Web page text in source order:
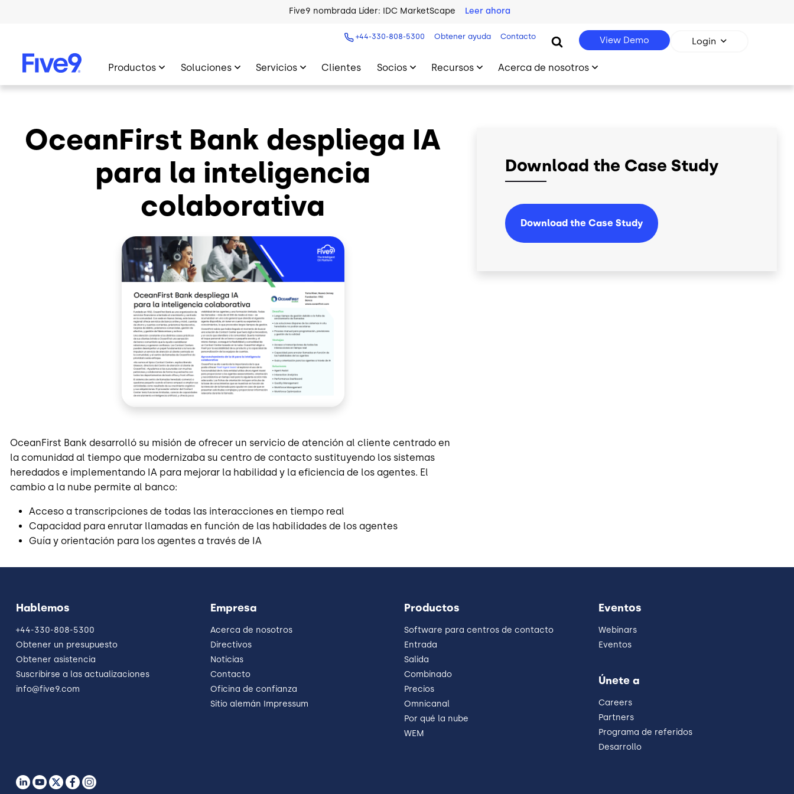
Five9 nombrada Líder: IDC MarketScape Leer ahora
+44-330-808-5300 Obtener ayuda Contacto View Demo Login
Productos Soluciones Servicios Clientes Socios Recursos Acerca de nosotros
OceanFirst Bank despliega IA
para la inteligencia
colaborativa
OceanFirst Bank desarrolló su misión de ofrecer un servicio de atención al cliente centrado en
la comunidad al tiempo que modernizaba su centro de contacto sustituyendo los sistemas
heredados e implementando IA para mejorar la habilidad y la eficiencia de los agentes. El
cambio a la nube permite al banco:
Acceso a transcripciones de todas las interacciones en tiempo real
Capacidad para enrutar llamadas en función de las habilidades de los agentes
Guía y orientación para los agentes a través de IA
Download the Case Study
Download the Case Study
Hablemos
+44-330-808-5300
Obtener un presupuesto
Obtener asistencia
Suscribirse a las actualizaciones
info@five9.com
Empresa
Acerca de nosotros
Directivos
Noticias
Contacto
Oficina de confianza
Sitio alemán Impressum
Productos
Software para centros de contacto
Entrada
Salida
Combinado
Precios
Omnicanal
Por qué la nube
WEM
Eventos
Webinars
Eventos
Únete a
Careers
Partners
Programa de referidos
Desarrollo